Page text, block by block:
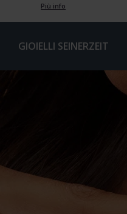
Più info
GIOIELLI SEINERZEIT